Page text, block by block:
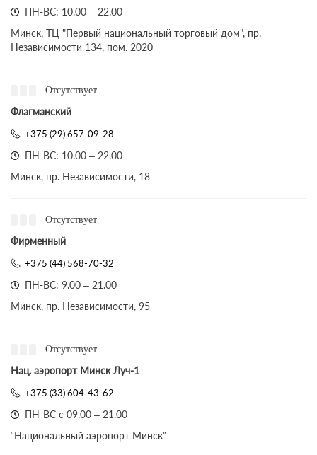
ПН-ВС: 10.00 – 22.00
Минск, ТЦ "Первый национальный торговый дом", пр.
Независимости 134, пом. 2020
Отсутствует
Флагманский
+375 (29) 657-09-28
ПН-ВС: 10.00 – 22.00
Минск, пр. Независимости, 18
Отсутствует
Фирменный
+375 (44) 568-70-32
ПН-ВС: 9.00 – 21.00
Минск, пр. Независимости, 95
Отсутствует
Нац. аэропорт Минск Луч-1
+375 (33) 604-43-62
ПН-ВС с 09.00 – 21.00
“Национальный аэропорт Минск”